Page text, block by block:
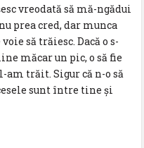
vreodată să mă-ngădui
prea cred, dar munca
să trăiesc. Dacă o s-
măcar un pic, o să fie
am trăit. Sigur că n-o să
sunt între tine și